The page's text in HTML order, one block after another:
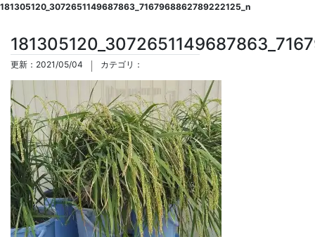
181305120_3072651149687863_7167968862789222125_n
更新：2021/05/04 カテゴリ：